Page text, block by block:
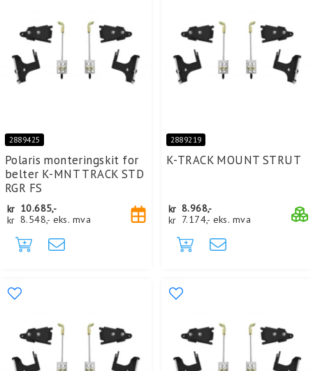
2889425
Polaris monteringskit for
belter K-MNT TRACK STD
RGR FS
kr 10.685,-
kr 8.548,- eks. mva
2889219
K-TRACK MOUNT STRUT
kr 8.968,-
kr 7.174,- eks. mva